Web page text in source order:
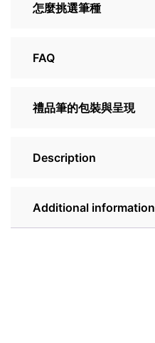
怎麼挑選筆種
FAQ
禮品筆的包裝與呈現
Description
Additional information